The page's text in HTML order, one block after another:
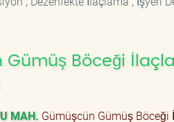
Böceği
MAH. Gümüşcün Gümüş